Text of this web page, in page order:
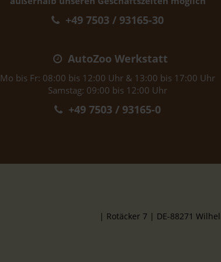
+49 7503 / 93165-30
AutoZoo Werkstatt
Mo bis Fr: 08:00 bis 12:00 Uhr & 13:00 bis 17:00 Uhr
Samstag: 09:00 bis 12:00 Uhr
+49 7503 / 93165-0
| Rotäcker 7 | DE-88271